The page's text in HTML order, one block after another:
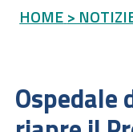
HOME >
Ospedale